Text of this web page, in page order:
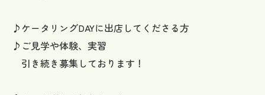
♪ケータリングDAYに出店してくださる方
♪ご見学や体験、実習
引き続き募集しております！